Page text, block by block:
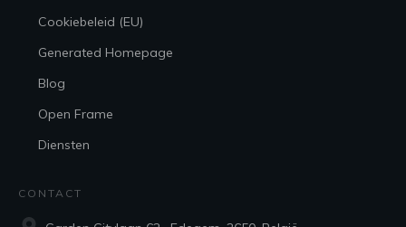
Cookiebeleid (EU)
Generated Homepage
Blog
Open Frame
Diensten
CONTACT